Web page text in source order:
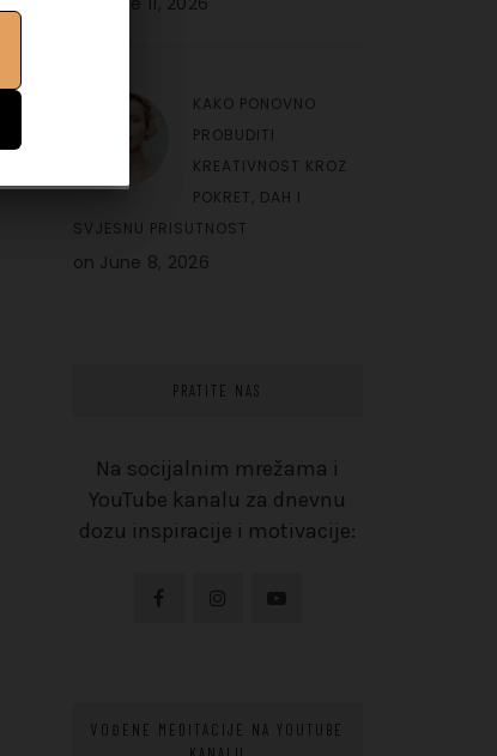
KAKO PONOVNO
PROBUDITI
KREATIVNOST KROZ
POKRET, DAH I
SVJESNU PRISUTNOST
on June 8, 2026
PRATITE NAS
Na socijalnim mrežama i
YouTube kanalu za dnevnu
dozu inspiracije i motivacije:
VOĐENE MEDITACIJE NA YOUTUBE